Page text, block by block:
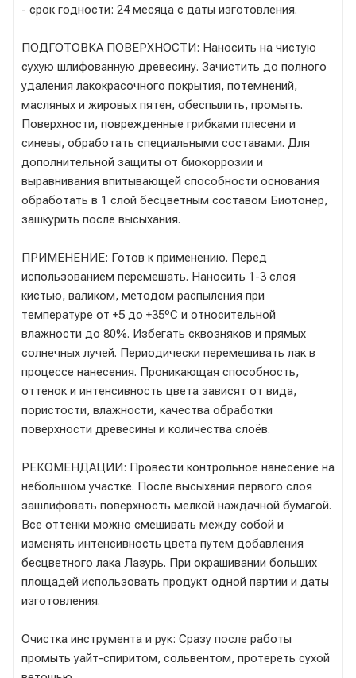
- срок годности: 24 месяца с даты изготовления.
ПОДГОТОВКА ПОВЕРХНОСТИ: Наносить на чистую
сухую шлифованную древесину. Зачистить до полного
удаления лакокрасочного покрытия, потемнений,
масляных и жировых пятен, обеспылить, промыть.
Поверхности, поврежденные грибками плесени и
синевы, обработать специальными составами. Для
дополнительной защиты от биокоррозии и
выравнивания впитывающей способности основания
обработать в 1 слой бесцветным составом Биотонер,
зашкурить после высыхания.
ПРИМЕНЕНИЕ: Готов к применению. Перед
использованием перемешать. Наносить 1-3 слоя
кистью, валиком, методом распыления при
температуре от +5 до +35ºС и относительной
влажности до 80%. Избегать сквозняков и прямых
солнечных лучей. Периодически перемешивать лак в
процессе нанесения. Проникающая способность,
оттенок и интенсивность цвета зависят от вида,
пористости, влажности, качества обработки
поверхности древесины и количества слоёв.
РЕКОМЕНДАЦИИ: Провести контрольное нанесение на
небольшом участке. После высыхания первого слоя
зашлифовать поверхность мелкой наждачной бумагой.
Все оттенки можно смешивать между собой и
изменять интенсивность цвета путем добавления
бесцветного лака Лазурь. При окрашивании больших
площадей использовать продукт одной партии и даты
изготовления.
Очистка инструмента и рук: Сразу после работы
промыть уайт-спиритом, сольвентом, протереть сухой